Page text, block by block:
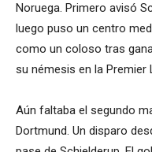
Noruega. Primero avisó
luego puso un centro
como un coloso tras
su némesis en la Premier
Aún faltaba el segundo
Dortmund. Un disparo